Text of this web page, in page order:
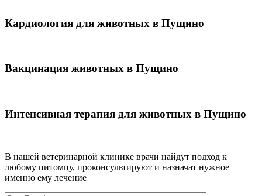
Кардиология для животных в Пущино
Вакцинация животных в Пущино
Интенсивная терапия для животных в Пущино
В нашей ветеринарной клинике врачи найдут подход к
любому питомцу, проконсультируют и назначат нужное
именно ему лечение